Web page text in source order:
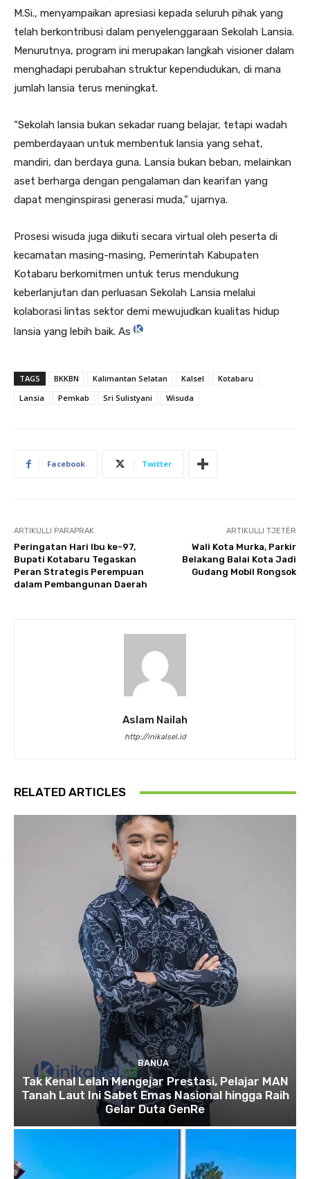
M.Si., menyampaikan apresiasi kepada seluruh pihak yang
telah berkontribusi dalam penyelenggaraan Sekolah Lansia.
Menurutnya, program ini merupakan langkah visioner dalam
menghadapi perubahan struktur kependudukan, di mana
jumlah lansia terus meningkat.
“Sekolah lansia bukan sekadar ruang belajar, tetapi wadah
pemberdayaan untuk membentuk lansia yang sehat,
mandiri, dan berdaya guna. Lansia bukan beban, melainkan
aset berharga dengan pengalaman dan kearifan yang
dapat menginspirasi generasi muda,” ujarnya.
Prosesi wisuda juga diikuti secara virtual oleh peserta di
kecamatan masing-masing, Pemerintah Kabupaten
Kotabaru berkomitmen untuk terus mendukung
keberlanjutan dan perluasan Sekolah Lansia melalui
kolaborasi lintas sektor demi mewujudkan kualitas hidup
lansia yang lebih baik. As
TAGS BKKBN Kalimantan Selatan Kalsel
Kotabaru
Lansia
Pemkab Sri Sulistyani Wisuda
Facebook Twitter
ARTIKULLI PARAPRAK
Peringatan Hari Ibu ke-97,
Bupati Kotabaru Tegaskan
Peran Strategis Perempuan
dalam Pembangunan Daerah
ARTIKULLI TJETËR
Wali Kota Murka, Parkir
Belakang Balai Kota Jadi
Gudang Mobil Rongsok
Aslam Nailah
http://inikalsel.id
RELATED ARTICLES
BANUA
Tak Kenal Lelah Mengejar Prestasi, Pelajar MAN
Tanah Laut Ini Sabet Emas Nasional hingga Raih
Gelar Duta GenRe